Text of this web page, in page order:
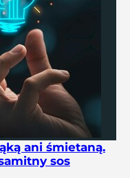
ani śmietaną.
sos